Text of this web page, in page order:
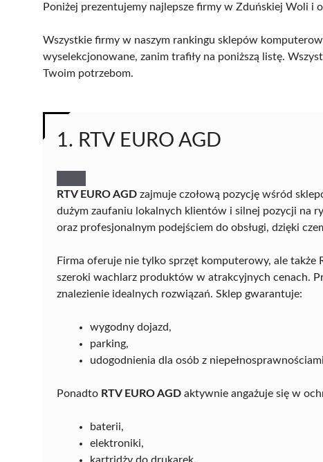
Poniżej prezentujemy najlepsze firmy w Zduńskiej Woli i
Wszystkie firmy w naszym rankingu sklepów
wyselekcjonowane, zanim trafiły na poniższą listę.
Twoim potrzebom.
1. RTV EURO AGD
RTV EURO AGD zajmuje czołową pozycję wśród
dużym zaufaniu lokalnych klientów i silnej pozycji na
oraz profesjonalnym podejściem do obsługi, dzięki
Firma oferuje nie tylko sprzęt komputerowy, ale także
szeroki wachlarz produktów w atrakcyjnych cenach.
znalezienie idealnych rozwiązań. Sklep gwarantuje:
wygodny dojazd,
parking,
udogodnienia dla osób z
Ponadto RTV EURO AGD aktywnie angażuje się w
baterii,
elektroniki,
kartridży do drukarek,